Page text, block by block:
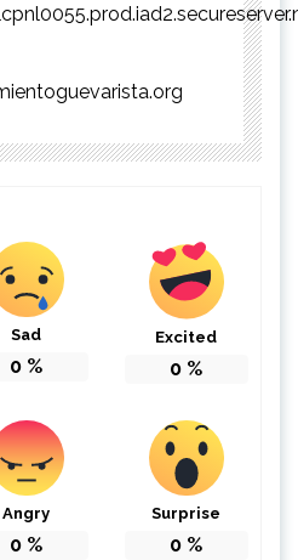
Sad
0 %
Excited
0 %
Angry
0 %
Surprise
0 %